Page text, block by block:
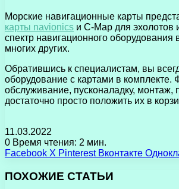
Морские навигационные карты
карты navionics и С-Map для эхолотов
спектр навигационного
многих других.
Обратившись к специалистам, вы
оборудование с картами в
обслуживание, пусконаладку,
достаточно просто положить их в
11.03.2022
0 Время чтения: 2 мин.
Facebook X Pinterest Вконтакте
ПОХОЖИЕ СТАТЬИ